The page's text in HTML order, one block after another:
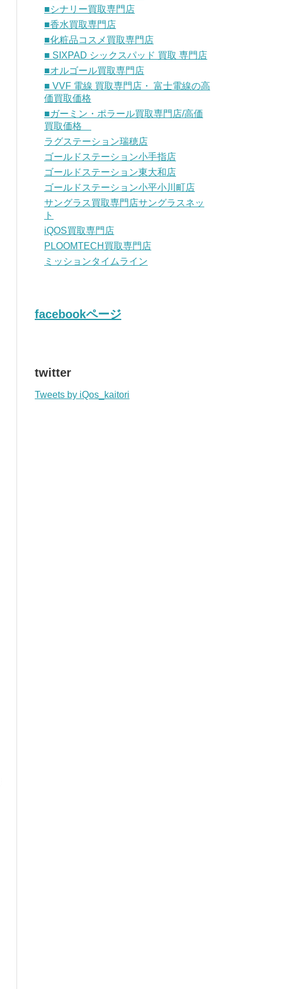
■シナリー買取専門店
■香水買取専門店
■化粧品コスメ買取専門店
■ SIXPAD シックスパッド 買取 専門店
■オルゴール買取専門店
■ VVF 電線 買取専門店・ 富士電線の高
価買取価格
■ガーミン・ポラール買取専門店/高価
買取価格
ラグステーション瑞穂店
ゴールドステーション小手指店
ゴールドステーション東大和店
ゴールドステーション小平小川町店
サングラス買取専門店サングラスネッ
ト
iQOS買取専門店
PLOOMTECH買取専門店
ミッションタイムライン
facebookページ
twitter
Tweets by iQos_kaitori